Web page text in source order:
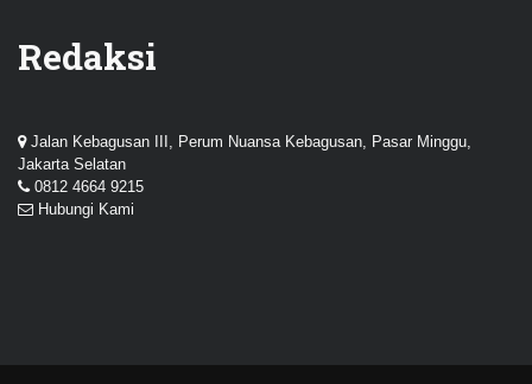
Redaksi
Jalan Kebagusan III, Perum Nuansa Kebagusan, Pasar Minggu,
Jakarta Selatan
0812 4664 9215
Hubungi Kami